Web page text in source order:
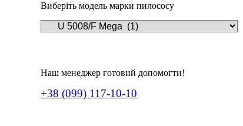
Виберіть модель марки пилососу
Наш менеджер готовий допомогти!
+38 (099) 117-10-10